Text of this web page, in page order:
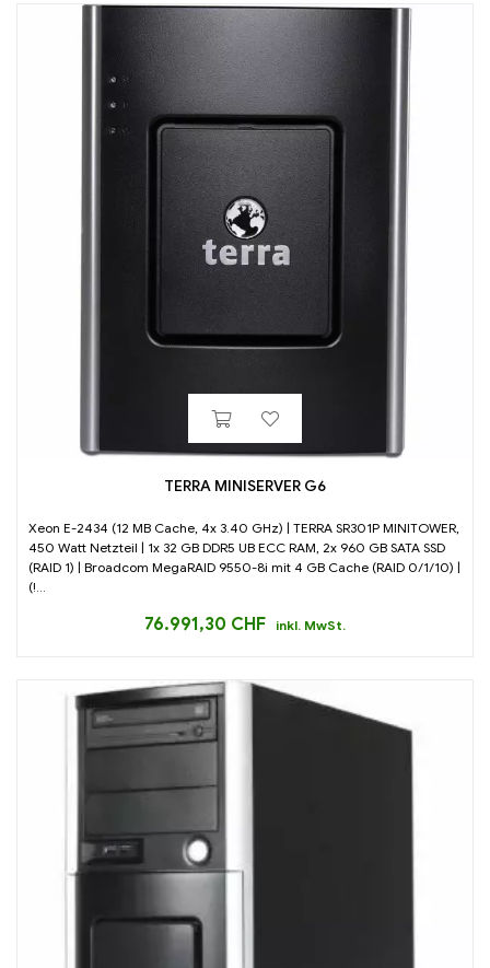
TERRA MINISERVER G6
Xeon E-2434 (12 MB Cache, 4x 3.40 GHz) | TERRA SR301P MINITOWER,
450 Watt Netzteil | 1x 32 GB DDR5 UB ECC RAM, 2x 960 GB SATA SSD
(RAID 1) | Broadcom MegaRAID 9550-8i mit 4 GB Cache (RAID 0/1/10) |
(!...
76.991,30 CHF inkl. MwSt.